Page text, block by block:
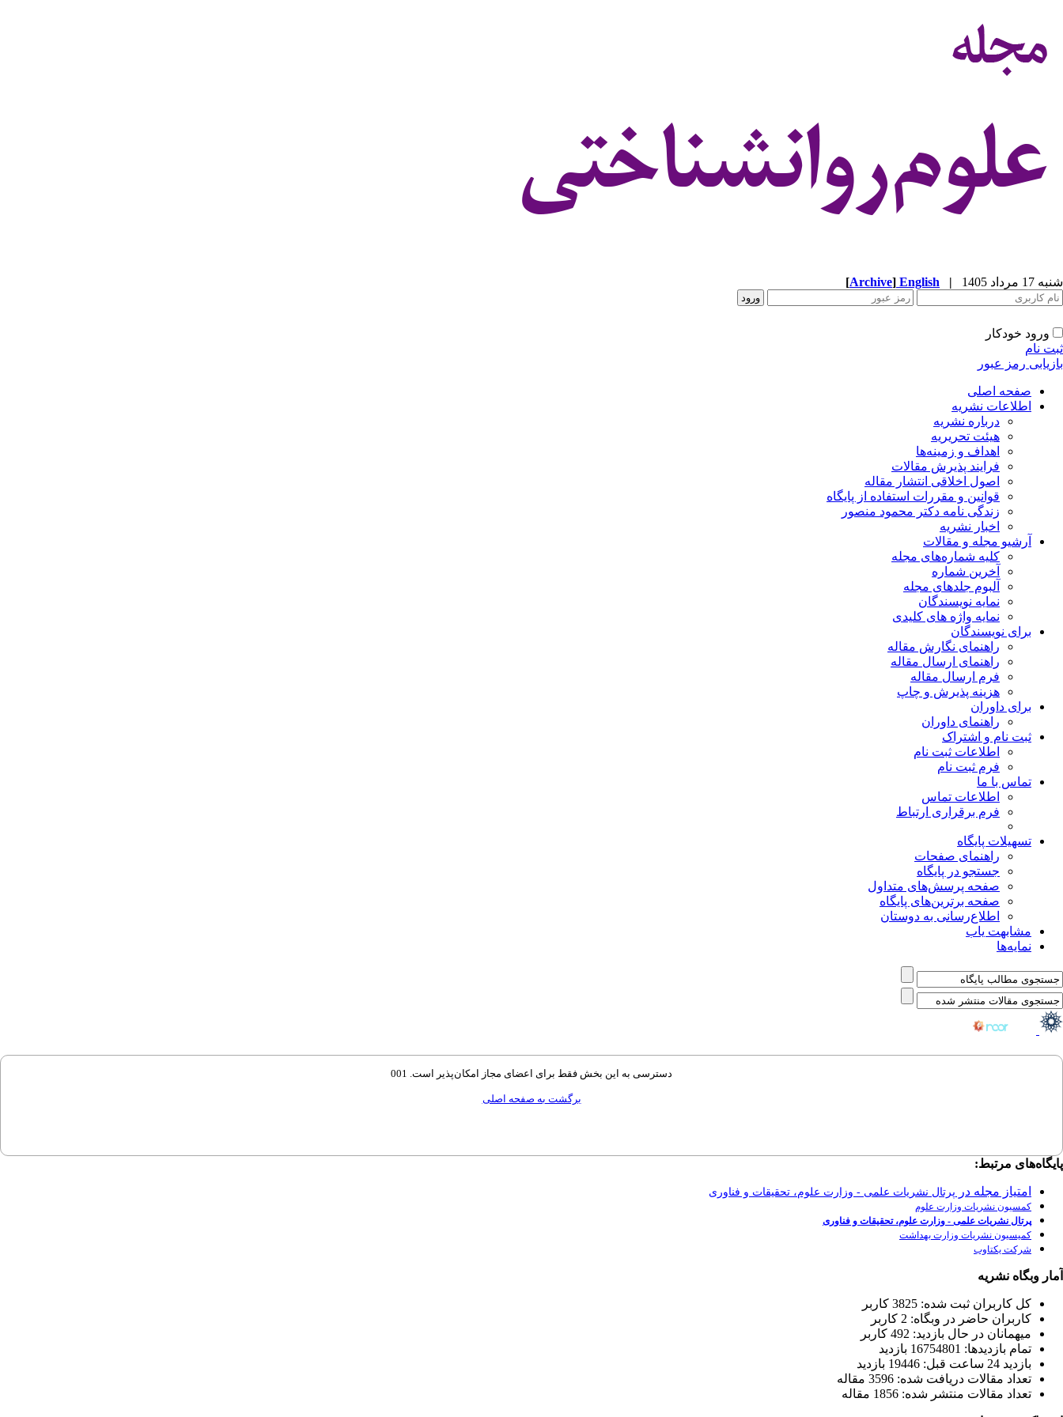
شنبه 17 مرداد 1405 |
English
[Archive]
ورود خودکار
ثبت نام
بازیابی رمز عبور
صفحه اصلی
اطلاعات نشریه
درباره نشریه
هیئت تحریریه
اهداف و زمینه‌ها
فرایند پذیرش مقالات
اصول اخلاقی انتشار مقاله
قوانین و مقررات استفاده از پایگاه
زندگی نامه دکتر محمود منصور
اخبار نشریه
آرشیو مجله و مقالات
کلیه شماره‌های مجله
آخرین شماره
آلبوم جلدهای مجله
نمایه نویسندگان
نمایه واژه های کلیدی
برای نویسندگان
راهنمای نگارش مقاله
راهنمای ارسال مقاله
فرم ارسال مقاله
هزینه پذیرش و چاپ
برای داوران
راهنمای داوران
ثبت نام و اشتراک
اطلاعات ثبت نام
فرم ثبت نام
تماس با ما
اطلاعات تماس
فرم برقراری ارتباط
تسهیلات پایگاه
راهنمای صفحات
جستجو در پایگاه
صفحه پرسش‌های متداول
صفحه برترین‌های پایگاه
اطلاع‌رسانی به دوستان
مشابهت یاب
نمایه‌ها
دسترسی به این بخش فقط برای اعضای مجاز امکان‌پذیر است. 001
برگشت به صفحه اصلی
پایگاه‌های مرتبط:
امتیاز مجله در پرتال نشریات علمی - وزارت علوم، تحقیقات و فناوری
کمسیون نشریات وزارت علوم
پرتال نشریات علمی - وزارت علوم، تحقیقات و فناوری
کمیسیون نشریات وزارت بهداشت
شرکت یکتاوب
آمار وبگاه نشریه
كل کاربران ثبت شده: 3825 کاربر
کاربران حاضر در وبگاه: 2 کاربر
ميهمانان در حال بازديد: 492 کاربر
تمام بازديد‌ها: 16754801 بازدید
بازديد 24 ساعت قبل: 19446 بازدید
تعداد مقالات دریافت شده: 3596 مقاله
تعداد مقالات منتشر شده: 1856 مقاله